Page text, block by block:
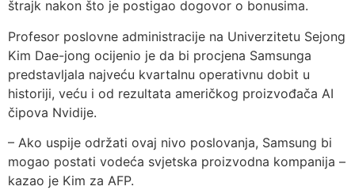
štrajk nakon što je postigao dogovor o bonusima.
Profesor poslovne administracije na Univerzitetu Sejong
Kim Dae-jong ocijenio je da bi procjena Samsunga
predstavljala najveću kvartalnu operativnu dobit u
historiji, veću i od rezultata američkog proizvođača AI
čipova Nvidije.
– Ako uspije održati ovaj nivo poslovanja, Samsung bi
mogao postati vodeća svjetska proizvodna kompanija –
kazao je Kim za AFP.